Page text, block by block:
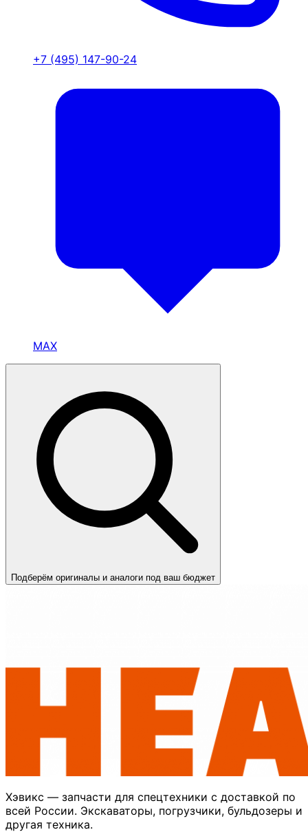
+7 (495) 147-90-24
MAX
Подберём оригиналы и аналоги под ваш бюджет
Хэвикс — запчасти для спецтехники с доставкой по
всей России. Экскаваторы, погрузчики, бульдозеры и
другая техника.